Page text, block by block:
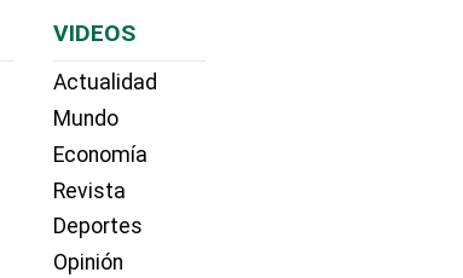
VIDEOS
Actualidad
Mundo
Economía
Revista
Deportes
Opinión